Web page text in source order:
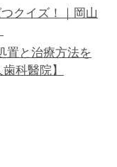
クイズ！｜岡山
置と治療方法を
科醫院】